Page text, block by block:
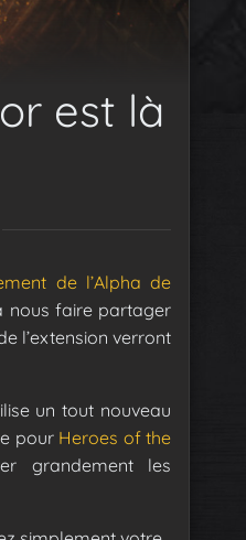
est là
de l’Alpha de
nous faire partager
l’extension verront
un tout nouveau
pour Heroes of the
grandement les